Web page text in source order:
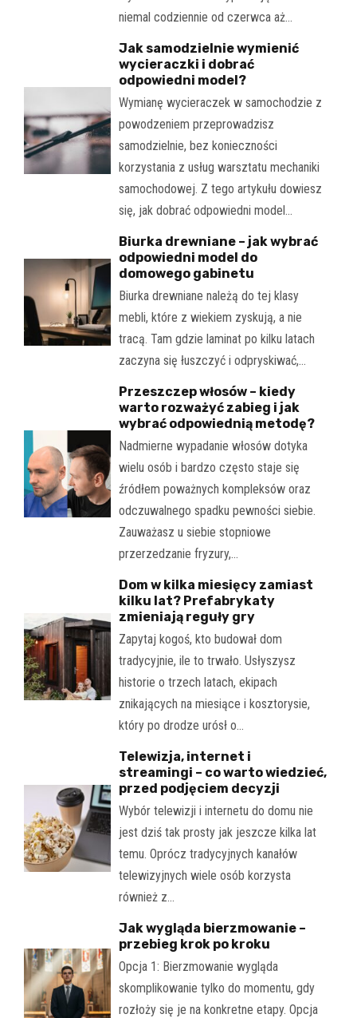
niemal codziennie od czerwca aż…
Jak samodzielnie wymienić
wycieraczki i dobrać
odpowiedni model?
Wymianę wycieraczek w samochodzie z
powodzeniem przeprowadzisz
samodzielnie, bez konieczności
korzystania z usług warsztatu mechaniki
samochodowej. Z tego artykułu dowiesz
się, jak dobrać odpowiedni model…
Biurka drewniane – jak wybrać
odpowiedni model do
domowego gabinetu
Biurka drewniane należą do tej klasy
mebli, które z wiekiem zyskują, a nie
tracą. Tam gdzie laminat po kilku latach
zaczyna się łuszczyć i odpryskiwać,…
Przeszczep włosów – kiedy
warto rozważyć zabieg i jak
wybrać odpowiednią metodę?
Nadmierne wypadanie włosów dotyka
wielu osób i bardzo często staje się
źródłem poważnych kompleksów oraz
odczuwalnego spadku pewności siebie.
Zauważasz u siebie stopniowe
przerzedzanie fryzury,…
Dom w kilka miesięcy zamiast
kilku lat? Prefabrykaty
zmieniają reguły gry
Zapytaj kogoś, kto budował dom
tradycyjnie, ile to trwało. Usłyszysz
historie o trzech latach, ekipach
znikających na miesiące i kosztorysie,
który po drodze urósł o…
Telewizja, internet i
streamingi – co warto wiedzieć,
przed podjęciem decyzji
Wybór telewizji i internetu do domu nie
jest dziś tak prosty jak jeszcze kilka lat
temu. Oprócz tradycyjnych kanałów
telewizyjnych wiele osób korzysta
również z…
Jak wygląda bierzmowanie –
przebieg krok po kroku
Opcja 1: Bierzmowanie wygląda
skomplikowanie tylko do momentu, gdy
rozłoży się je na konkretne etapy. Opcja